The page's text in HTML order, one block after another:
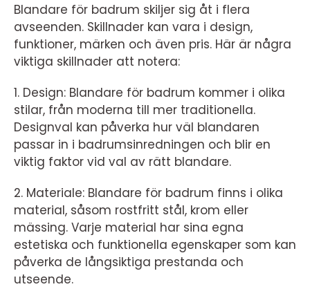
Blandare för badrum skiljer sig åt i flera
avseenden. Skillnader kan vara i design,
funktioner, märken och även pris. Här är några
viktiga skillnader att notera:
1. Design: Blandare för badrum kommer i olika
stilar, från moderna till mer traditionella.
Designval kan påverka hur väl blandaren
passar in i badrumsinredningen och blir en
viktig faktor vid val av rätt blandare.
2. Materiale: Blandare för badrum finns i olika
material, såsom rostfritt stål, krom eller
mässing. Varje material har sina egna
estetiska och funktionella egenskaper som kan
påverka de långsiktiga prestanda och
utseende.